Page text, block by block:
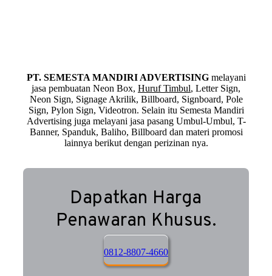
PT. SEMESTA MANDIRI ADVERTISINGmelayani
jasa pembuatan Neon Box, Huruf Timbul, Letter Sign,
Neon Sign, Signage Akrilik, Billboard, Signboard, Pole
Sign, Pylon Sign, Videotron. Selain itu Semesta Mandiri
Advertising juga melayani jasa pasang Umbul-Umbul, T-
Banner, Spanduk, Baliho, Billboard dan materi promosi
lainnya berikut dengan perizinan nya.
Dapatkan Harga
Penawaran Khusus.
0812-8807-4660